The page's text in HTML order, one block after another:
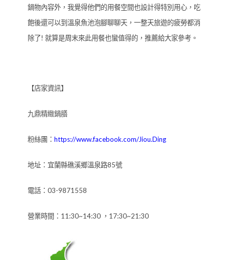
鍋物內容外，我覺得他們的用餐空間也設計得特別用心，吃
飽後還可以到溫泉魚池泡腳聊聊天，一整天旅遊的疲勞都消
除了! 就算是周末來此用餐也蠻值得的，推薦給大家參考。
【店家資訊】
九鼎精緻鍋膳
粉絲團： https://www.facebook.com/Jiou.Ding
地址：宜蘭縣礁溪鄉溫泉路85號
電話：03-9871558
營業時間：11:30~14:30 ，17:30~21:30